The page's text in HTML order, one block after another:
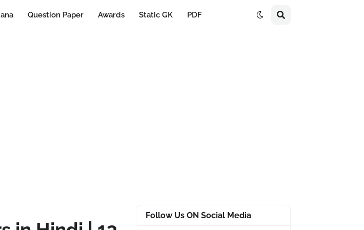
Question Paper Awards Static GK PDF
Follow Us ON Social Media